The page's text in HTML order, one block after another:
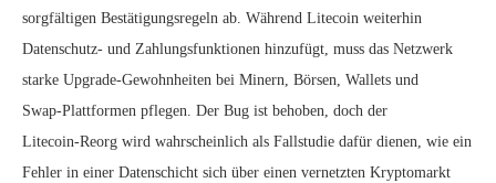
sorgfältigen Bestätigungsregeln ab. Während Litecoin weiterhin
Datenschutz‑ und Zahlungsfunktionen hinzufügt, muss das Netzwerk
starke Upgrade‑Gewohnheiten bei Minern, Börsen, Wallets und
Swap‑Plattformen pflegen. Der Bug ist behoben, doch der
Litecoin‑Reorg wird wahrscheinlich als Fallstudie dafür dienen, wie ein
Fehler in einer Datenschicht sich über einen vernetzten Kryptomarkt